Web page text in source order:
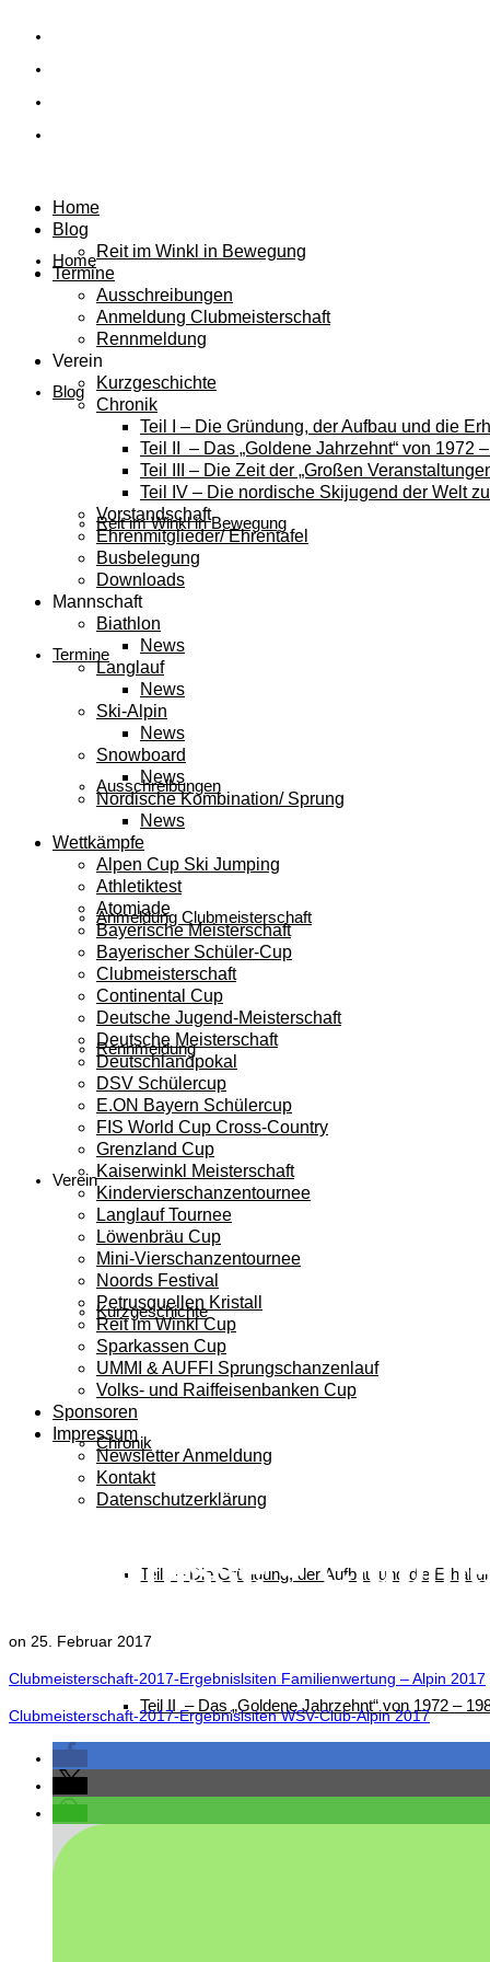
Home
Blog
Reit im Winkl in Bewegung
Termine
Ausschreibungen
Anmeldung Clubmeisterschaft
Rennmeldung
Verein
Kurzgeschichte
Chronik
Teil I – Die Gründung, der Aufbau und die
Teil II – Das „Goldene Jahrzehnt“ von 1972 –
Teil III – Die Zeit der „Großen Veranstaltungen“
Home
Blog
Reit im Winkl in Bewegung
Termine
Ausschreibungen
Anmeldung Clubmeisterschaft
Rennmeldung
Verein
Kurzgeschichte
Chronik
Teil I – Die Gründung, der Aufbau und die
Teil II – Das „Goldene Jahrzehnt“ von 1972
Teil III – Die Zeit der „Großen
Teil IV – Die nordische Skijugend der Welt
Vorstandschaft
Ehrenmitglieder/ Ehrentafel
Busbelegung
Downloads
Mannschaft
Biathlon
News
Langlauf
News
Ski-Alpin
News
Snowboard
News
Nordische Kombination/ Sprung
News
Wettkämpfe
Alpen Cup Ski Jumping
Athletiktest
Atomiade
Bayerische Meisterschaft
Bayerischer Schüler-Cup
Clubmeisterschaft
Continental Cup
Deutsche Jugend-Meisterschaft
Deutsche Meisterschaft
Deutschlandpokal
DSV Schülercup
E.ON Bayern Schülercup
FIS World Cup Cross-Country
Grenzland Cup
Kaiserwinkl Meisterschaft
Kindervierschanzentournee
Langlauf Tournee
Löwenbräu Cup
Mini-Vierschanzentournee
Noords Festival
Petrusquellen Kristall
Reit im Winkl Cup
Sparkassen Cup
UMMI & AUFFI Sprungschanzenlauf
Volks- und Raiffeisenbanken Cup
Sponsoren
Impressum
Newsletter Anmeldung
Kontakt
Datenschutzerklärung
Ergebnisse –
on 25. Februar 2017
Clubmeisterschaft-2017-Ergebnislsiten Familienwertung – Alpin 2017
Clubmeisterschaft-2017-Ergebnislsiten WSV-Club-Alpin 2017